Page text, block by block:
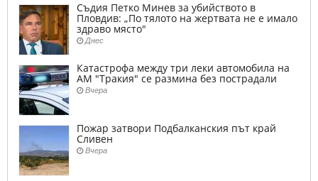
Съдия Петко Минев за убийството в
Пловдив: „По тялото на жертвата не е имало
здраво място"
Днес
Катастрофа между три леки автомобила на
АМ "Тракия" се размина без пострадали
Вчера
Пожар затвори Подбалканския път край
Сливен
Вчера